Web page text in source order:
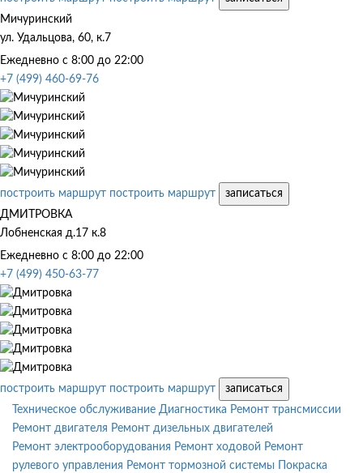
Мичуринский
ул. Удальцова, 60, к.7
Ежедневно с 8:00 до 22:00
+7 (499) 460-69-76
построить маршрут построить маршрут
записаться
ДМИТРОВКА
Лобненская д.17 к.8
Ежедневно с 8:00 до 22:00
+7 (499) 450-63-77
построить маршрут построить маршрут
записаться
Техническое обслуживание Диагностика Ремонт трансмиссии
Ремонт двигателя Ремонт дизельных двигателей
Ремонт электрооборудования Ремонт ходовой Ремонт
рулевого управления Ремонт тормозной системы
Покраска